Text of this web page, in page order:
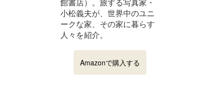
小松義夫が、世界中のユニ
ークな家、その家に暮らす
人々を紹介。
Amazonで購入する